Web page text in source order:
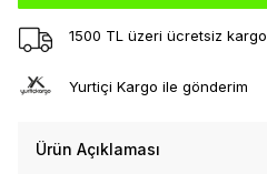
1500 TL üzeri ücretsiz kargo
Yurtiçi Kargo ile gönderim
Ürün Açıklaması